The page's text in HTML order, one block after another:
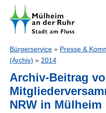
Bürgerservice » Presse &
(Archiv) » 2014
Archiv-Beitrag
NRW in Mülheim